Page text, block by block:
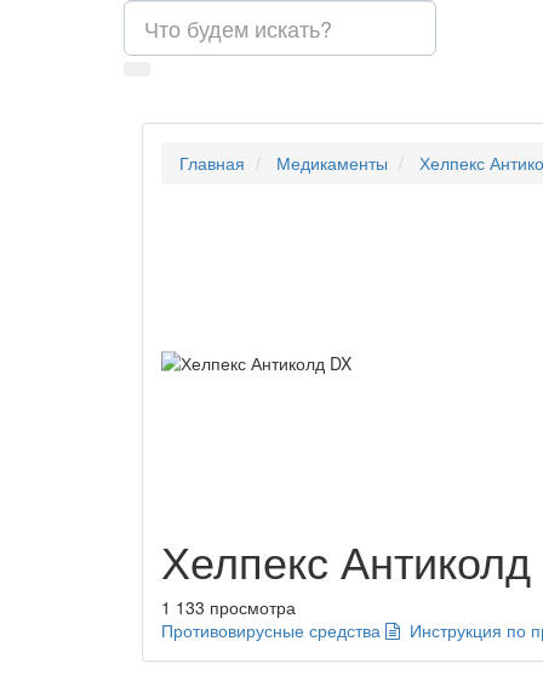
Главная Медикаменты Хелпекс
Хелпекс Антиколд
1 133 просмотра
Противовирусные средства
Инструкция по